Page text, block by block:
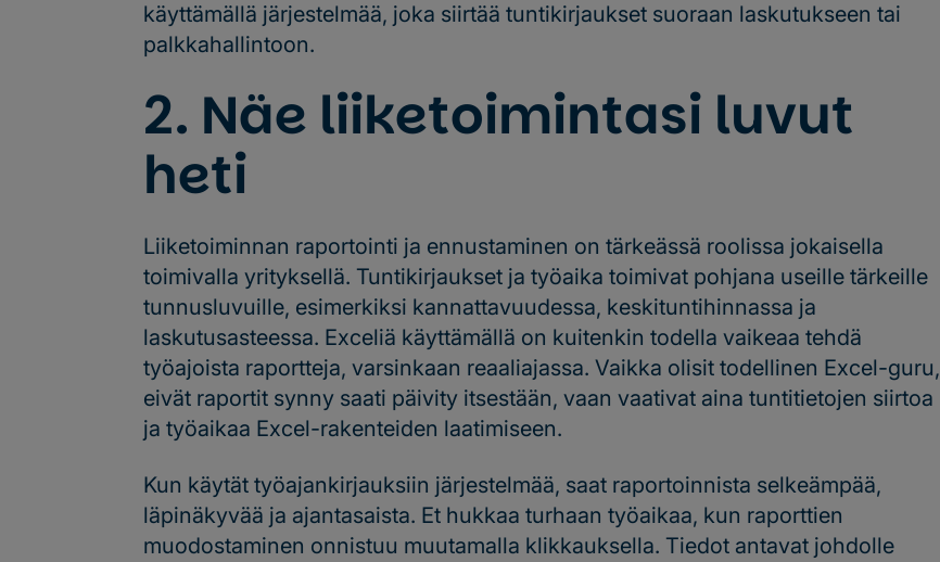
käyttämällä järjestelmää, joka siirtää tuntikirjaukset suoraan laskutukseen tai
palkkahallintoon.
2. Näe liiketoimintasi luvut
heti
Liiketoiminnan raportointi ja ennustaminen on tärkeässä roolissa jokaisella
toimivalla yrityksellä. Tuntikirjaukset ja työaika toimivat pohjana useille tärkeille
tunnusluvuille, esimerkiksi kannattavuudessa, keskituntihinnassa ja
laskutusasteessa. Exceliä käyttämällä on kuitenkin todella vaikeaa tehdä
työajoista raportteja, varsinkaan reaaliajassa. Vaikka olisit todellinen Excel-guru,
eivät raportit synny saati päivity itsestään, vaan vaativat aina tuntitietojen siirtoa
ja työaikaa Excel-rakenteiden laatimiseen.
Kun käytät työajankirjauksiin järjestelmää, saat raportoinnista selkeämpää,
läpinäkyvää ja ajantasaista. Et hukkaa turhaan työaikaa, kun raporttien
muodostaminen onnistuu muutamalla klikkauksella. Tiedot antavat johdolle